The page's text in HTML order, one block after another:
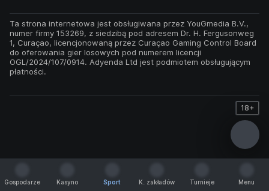
Ta strona internetowa jest obsługiwana przez YouGmedia B.V.,
numer firmy 153269, z siedzibą pod adresem Dr. H. Fergusonweg
1, Curaçao, licencjonowaną przez Curaçao Gaming Control Board
do oferowania gier losowych pod numerem licencji
OGL/2024/107/0914. Adyenda Ltd jest podmiotem obsługującym
płatności.
18+
Gospodarze
Kasyno
Sport
K. zakładów
Turnieje
Menu